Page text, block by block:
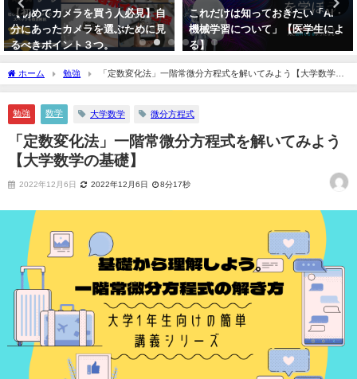
【初めてカメラを買う人必見】自
分にあったカメラを選ぶために見
るべきポイント３つ。
これだけは知っておきたい「AI・
機械学習について」【医学生によ
る】
ホーム 勉強
「定数変化法」一階常微分方程式を解いてみよう【大学数学の
基礎】
勉強 数学 大学数学 微分方程式
「定数変化法」一階常微分方程式を解いてみよう
【大学数学の基礎】
2022年12月6日 2022年12月6日 8分17秒